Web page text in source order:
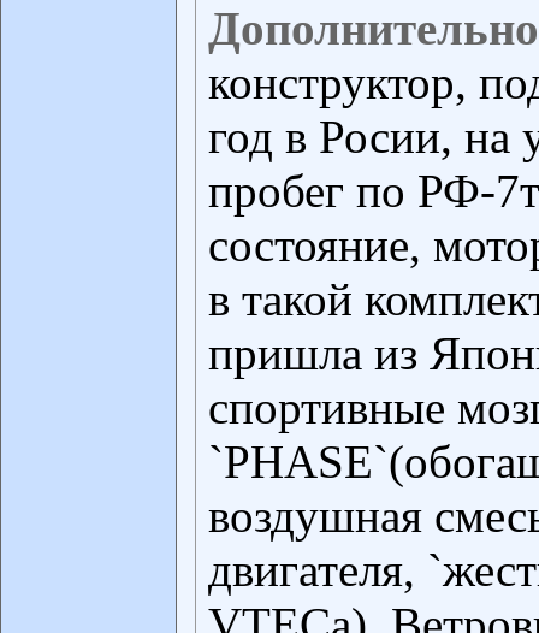
конструктор,
год в Росии, на
пробег по РФ-
состояние,
в такой
пришла из
спортивные
воздушная
двигателя,